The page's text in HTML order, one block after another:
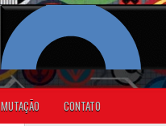
MUTAÇÃO CONTATO